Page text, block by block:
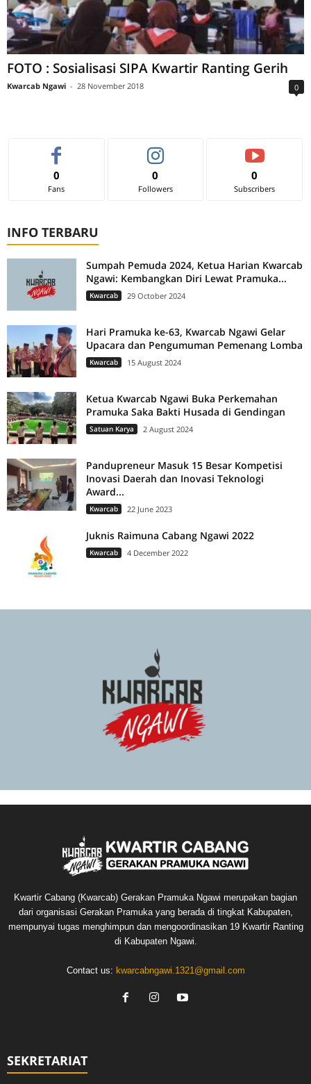
FOTO : Sosialisasi SIPA Kwartir Ranting Gerih
Kwarcab Ngawi - 28 November 2018 0
0
Fans
0
Followers
0
Subscribers
INFO TERBARU
Sumpah Pemuda 2024, Ketua Harian Kwarcab
Ngawi: Kembangkan Diri Lewat Pramuka...
Kwarcab 29 October 2024
Hari Pramuka ke-63, Kwarcab Ngawi Gelar
Upacara dan Pengumuman Pemenang Lomba
Kwarcab 15 August 2024
Ketua Kwarcab Ngawi Buka Perkemahan
Pramuka Saka Bakti Husada di Gendingan
Satuan Karya 2 August 2024
Pandupreneur Masuk 15 Besar Kompetisi
Inovasi Daerah dan Inovasi Teknologi
Award...
Kwarcab 22 June 2023
Juknis Raimuna Cabang Ngawi 2022
Kwarcab 4 December 2022
Kwartir Cabang (Kwarcab) Gerakan Pramuka Ngawi merupakan bagian
dari organisasi Gerakan Pramuka yang berada di tingkat Kabupaten,
mempunyai tugas menghimpun dan mengoordinasikan 19 Kwartir Ranting
di Kabupaten Ngawi.
Contact us: kwarcabngawi.1321@gmail.com
SEKRETARIAT